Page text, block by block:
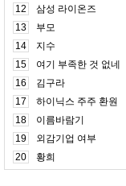
12
삼성 라이온즈
13
부모
14
지수
15
여기 부족한 것 없네
16
김구라
17
하이닉스 주주 환원
18
이름바람기
19
외감기업 여부
20
황희